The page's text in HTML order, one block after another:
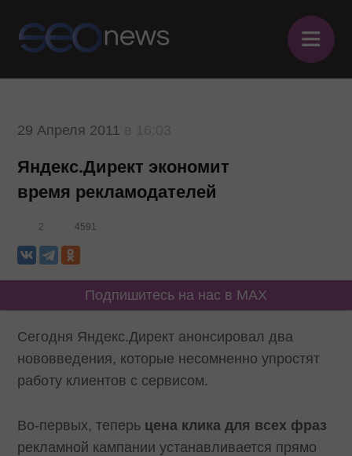
≡
29 Апреля 2011
Яндекс.Директ экономит
время рекламодателей
2 4591
Подпишитесь на нас в MAX
Сегодня Яндекс.Директ анонсировал два
нововведения, которые несомненно упростят
работу клиентов с сервисом.
Во-первых, теперь цена клика для всех фраз
рекламной кампании устанавливается прямо